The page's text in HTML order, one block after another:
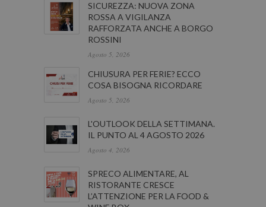
SICUREZZA: NUOVA ZONA
ROSSA A VIGILANZA
RAFFORZATA ANCHE A BORGO
ROSSINI
Agosto 5, 2026
CHIUSURA PER FERIE? ECCO
COSA BISOGNA RICORDARE
Agosto 5, 2026
L'OUTLOOK DELLA SETTIMANA.
IL PUNTO AL 4 AGOSTO 2026
Agosto 4, 2026
SPRECO ALIMENTARE, AL
RISTORANTE CRESCE
L’ATTENZIONE PER LA FOOD &